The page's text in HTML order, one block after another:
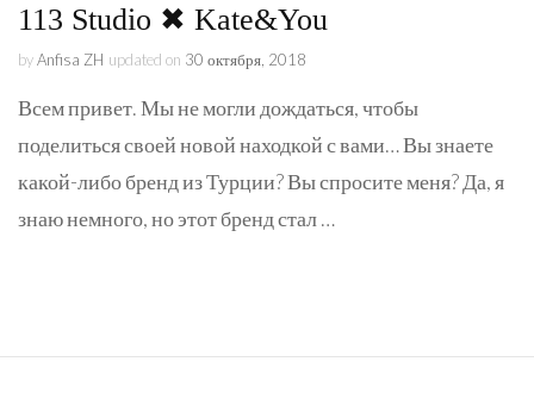
113 Studio ✖ Kate&You
byAnfisa ZH updated on 30 октября, 2018
Всем привет. Мы не могли дождаться, чтобы
поделиться своей новой находкой с вами… Вы знаете
какой-либо бренд из Турции? Вы спросите меня? Да, я
знаю немного, но этот бренд стал …